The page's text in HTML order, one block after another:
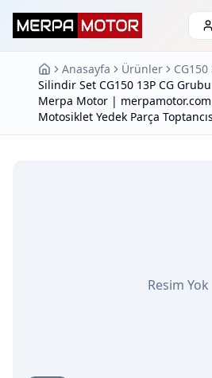
Anasayfa Ürünler
CG150
Silindir Set CG150 13P CG
Merpa Motor |
Motosiklet Yedek Parça
Resim Yok